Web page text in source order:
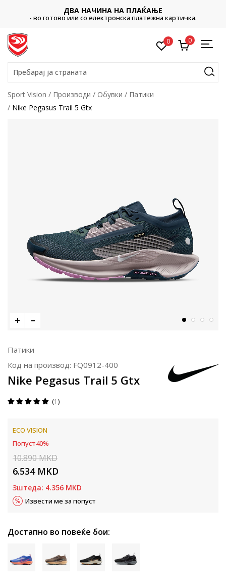
ДВА НАЧИНА НА ПЛАЌАЊЕ
- во готово или со електронска платежна картичка.
0 0
Пребарај ја страната
Sport Vision Производи Обувки
Патики
Nike Pegasus Trail 5 Gtx
Патики
Код на производ: FQ0912-400
Nike Pegasus Trail 5 Gtx
1
ECO VISION
Попуст40%
10.890MKD
6.534 MKD
Зштеда: 4.356 MKD
Извести ме за попуст
Достапно во повеќе бои: